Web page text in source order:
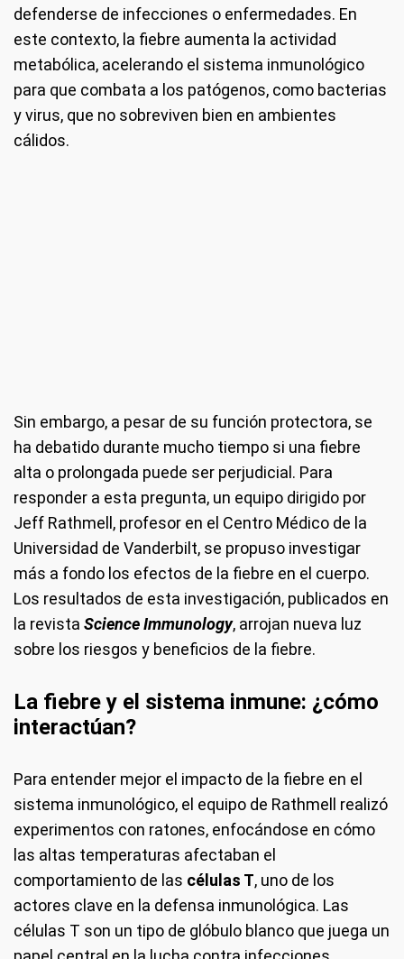
defenderse de infecciones o enfermedades. En
este contexto, la fiebre aumenta la actividad
metabólica, acelerando el sistema inmunológico
para que combata a los patógenos, como bacterias
y virus, que no sobreviven bien en ambientes
cálidos.
Sin embargo, a pesar de su función protectora, se
ha debatido durante mucho tiempo si una fiebre
alta o prolongada puede ser perjudicial. Para
responder a esta pregunta, un equipo dirigido por
Jeff Rathmell, profesor en el Centro Médico de la
Universidad de Vanderbilt, se propuso investigar
más a fondo los efectos de la fiebre en el cuerpo.
Los resultados de esta investigación, publicados en
la revista Science Immunology, arrojan nueva luz
sobre los riesgos y beneficios de la fiebre.
La fiebre y el sistema inmune: ¿cómo
interactúan?
Para entender mejor el impacto de la fiebre en el
sistema inmunológico, el equipo de Rathmell realizó
experimentos con ratones, enfocándose en cómo
las altas temperaturas afectaban el
comportamiento de las células T, uno de los
actores clave en la defensa inmunológica. Las
células T son un tipo de glóbulo blanco que juega un